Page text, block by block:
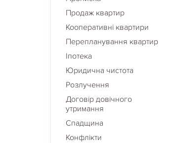
Продаж квартир
Кооперативні квартири
Перепланування квартир
Іпотека
Юридична чистота
Розлучення
Договір довічного
утримання
Спадщина
Конфлікти